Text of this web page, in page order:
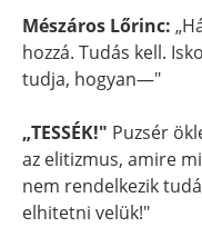
Mészáros Lőrinc:
hozzá. Tudás kell.
tudja, hogyan—"
„TESSÉK!" Puzsér
az elitizmus, amire
nem rendelkezik
elhitetni velük!"